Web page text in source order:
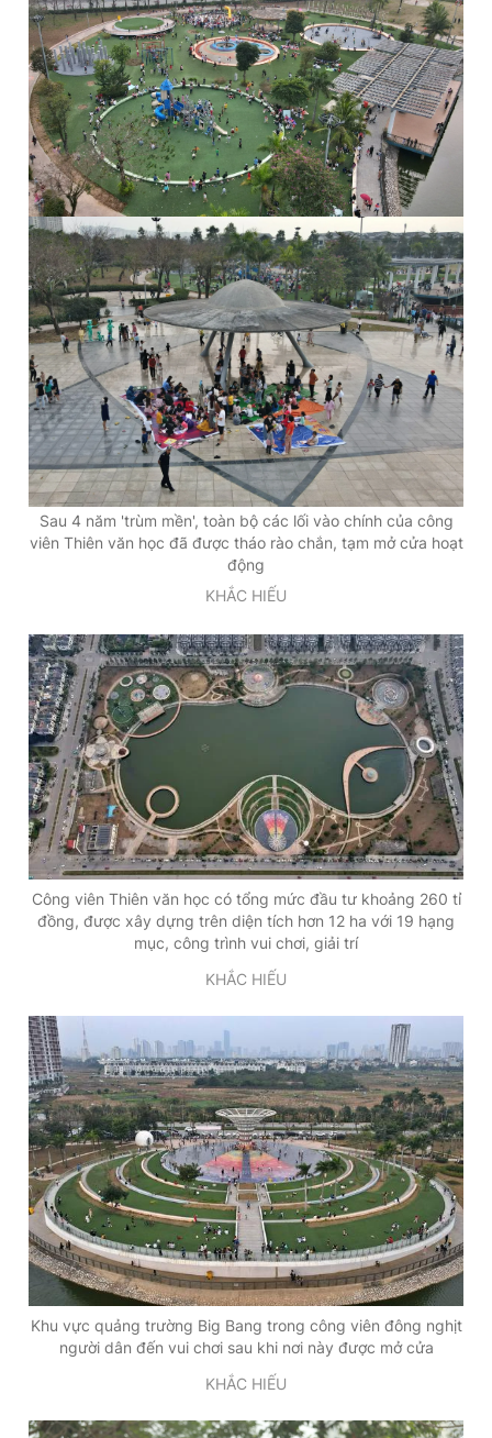
Sau 4 năm 'trùm mền', toàn bộ các lối vào chính của công
viên Thiên văn học đã được tháo rào chắn, tạm mở cửa hoạt
động
KHẮC HIẾU
Công viên Thiên văn học có tổng mức đầu tư khoảng 260 tỉ
đồng, được xây dựng trên diện tích hơn 12 ha với 19 hạng
mục, công trình vui chơi, giải trí
KHẮC HIẾU
Khu vực quảng trường Big Bang trong công viên đông nghịt
người dân đến vui chơi sau khi nơi này được mở cửa
KHẮC HIẾU